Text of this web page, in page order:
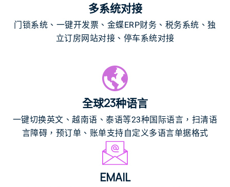
多系统对接
门锁系统、一键开发票、金蝶ERP财务、税务系统、独
立订房网站对接、停车系统对接
全球23种语言
一键切换英文、越南语、泰语等23种国际语言，扫清语
言障碍，预订单、账单支持自定义多语言单据格式
EMAIL